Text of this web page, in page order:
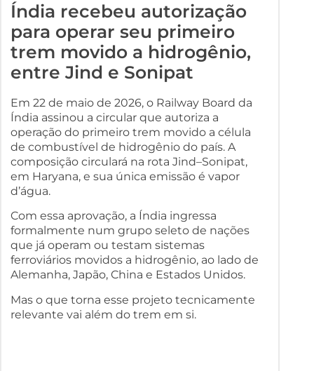
Índia recebeu autorização
para operar seu primeiro
trem movido a hidrogênio,
entre Jind e Sonipat
Em 22 de maio de 2026, o Railway Board da
Índia assinou a circular que autoriza a
operação do primeiro trem movido a célula
de combustível de hidrogênio do país. A
composição circulará na rota Jind–Sonipat,
em Haryana, e sua única emissão é vapor
d’água.
Com essa aprovação, a Índia ingressa
formalmente num grupo seleto de nações
que já operam ou testam sistemas
ferroviários movidos a hidrogênio, ao lado de
Alemanha, Japão, China e Estados Unidos.
Mas o que torna esse projeto tecnicamente
relevante vai além do trem em si.